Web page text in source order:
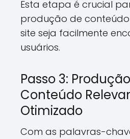
Esta etapa é crucial
produção de
site seja facilmente
usuários.
Passo 3:
Conteúdo
Otimizado
Com as palavras-